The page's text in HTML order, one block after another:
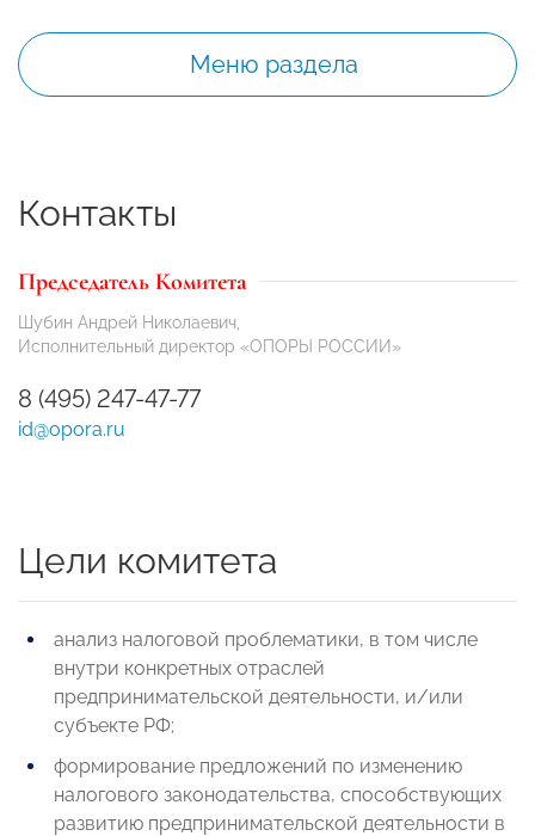
Меню раздела
Контакты
Председатель Комитета
Шубин Андрей Николаевич,
Исполнительный директор «ОПОРЫ РОССИИ»
8 (495) 247-47-77
id@opora.ru
Цели комитета
анализ налоговой проблематики, в том числе
внутри конкретных отраслей
предпринимательской деятельности, и/или
субъекте РФ;
формирование предложений по изменению
налогового законодательства, способствующих
развитию предпринимательской деятельности в